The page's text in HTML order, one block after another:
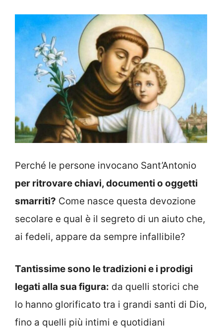
Perché le persone invocano Sant’Antonio
per ritrovare chiavi, documenti o oggetti
smarriti? Come nasce questa devozione
secolare e qual è il segreto di un aiuto che,
ai fedeli, appare da sempre infallibile?
Tantissime sono le tradizioni e i prodigi
legati alla sua figura: da quelli storici che
lo hanno glorificato tra i grandi santi di Dio,
fino a quelli più intimi e quotidiani